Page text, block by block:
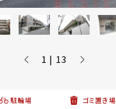
1 | 13
駐輪場 ゴミ置き場